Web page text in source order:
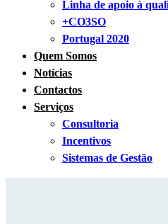
Linha de apoio à
+CO3SO
Portugal 2020
Quem Somos
Notícias
Contactos
Serviços
Consultoria
Incentivos
Sistemas de Gestão